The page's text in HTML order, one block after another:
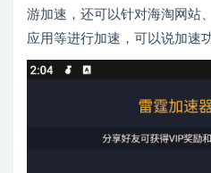
游加速，还可以针对海淘网站
应用等进行加速，可以说加速